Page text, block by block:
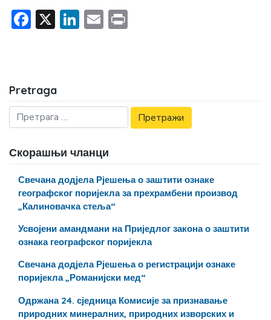
Facebook
X LinkedIn
Email
Pretraga
Скорашњи чланци
Свечана додјела Рјешења о заштити ознаке
географског поријекла за прехрамбени производ
„Калиновачка стеља“
Усвојени амандмани на Приједлог закона о заштити
ознака географског поријекла
Свечана додјела Рјешења о регистрацији ознаке
поријекла „Романијски мед“
Одржана 24. сједница Комисије за признавање
природних минералних, природних изворских и